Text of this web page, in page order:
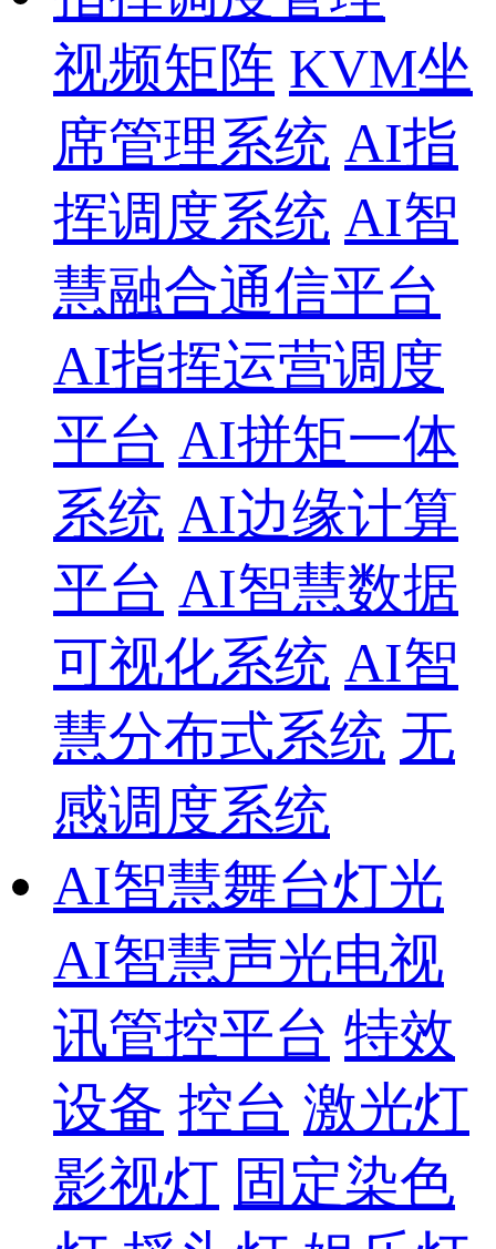
视频矩阵 KVM坐
席管理系统 AI指
挥调度系统 AI智
慧融合通信平台
AI指挥运营调度
平台 AI拼矩一体
系统 AI边缘计算
平台 AI智慧数据
可视化系统 AI智
慧分布式系统 无
感调度系统
AI智慧舞台灯光
AI智慧声光电视
讯管控平台 特效
设备 控台 激光灯
影视灯 固定染色